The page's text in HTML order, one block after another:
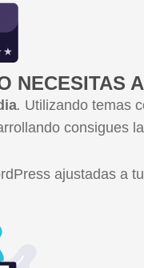
NECESITAS
. Utilizando temas
consigues
ajustadas a